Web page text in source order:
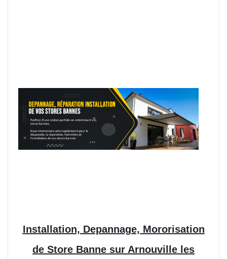
Installation, Depannage, Mororisation
de Store Banne sur Arnouville les